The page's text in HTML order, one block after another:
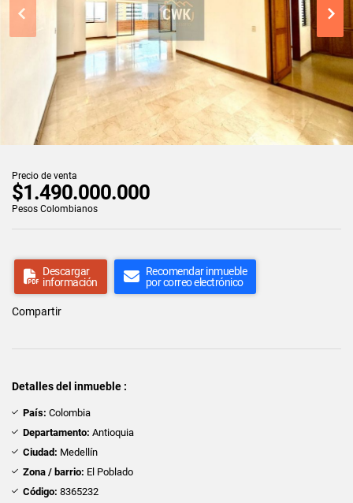
Precio de venta
$1.490.000.000
Pesos Colombianos
Descargar
información
Recomendar inmueble
por correo electrónico
Compartir
Detalles del inmueble :
País: Colombia
Departamento: Antioquia
Ciudad: Medellín
Zona / barrio: El Poblado
Código: 8365232